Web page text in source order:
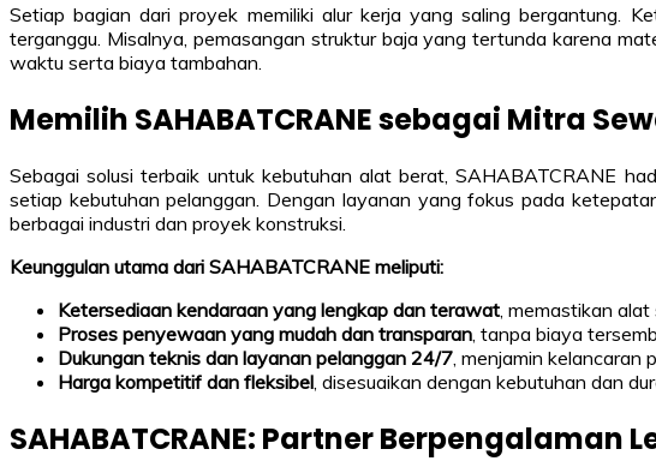
Setiap bagian dari proyek memiliki alur kerja yang saling bergantung.
terganggu. Misalnya, pemasangan struktur baja yang tertunda karena
waktu serta biaya tambahan.
Memilih SAHABATCRANE sebagai Mitra
Sebagai solusi terbaik untuk kebutuhan alat berat, SAHABATCRANE
setiap kebutuhan pelanggan. Dengan layanan yang fokus pada
berbagai industri dan proyek konstruksi.
Keunggulan utama dari SAHABATCRANE meliputi:
Ketersediaan kendaraan yang lengkap dan terawat, memastikan alat
Proses penyewaan yang mudah dan transparan, tanpa biaya
Dukungan teknis dan layanan pelanggan 24/7, menjamin kelancaran
Harga kompetitif dan fleksibel, disesuaikan dengan kebutuhan dan
SAHABATCRANE: Partner